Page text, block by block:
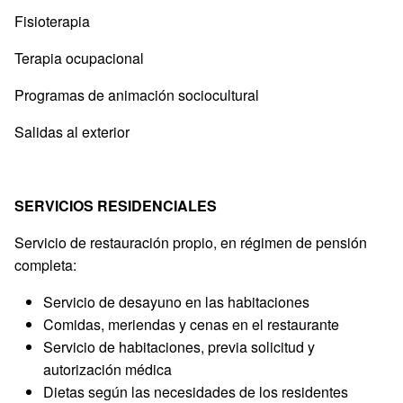
Fisioterapia
Terapia ocupacional
Programas de animación sociocultural
Salidas al exterior
SERVICIOS RESIDENCIALES
Servicio de restauración propio, en régimen de pensión
completa:
Servicio de desayuno en las habitaciones
Comidas, meriendas y cenas en el restaurante
Servicio de habitaciones, previa solicitud y
autorización médica
Dietas según las necesidades de los residentes